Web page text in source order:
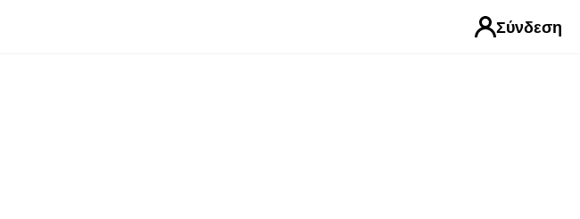
Σύνδεση